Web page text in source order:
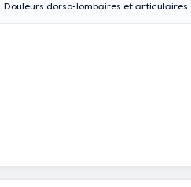
dorso-lombaires et articulaires.